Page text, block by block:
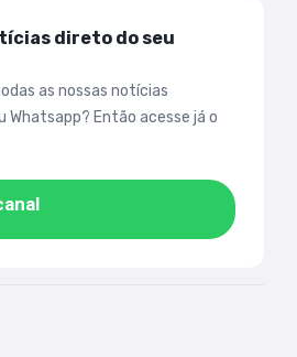
direto do seu
as nossas notícias
Então acesse já o